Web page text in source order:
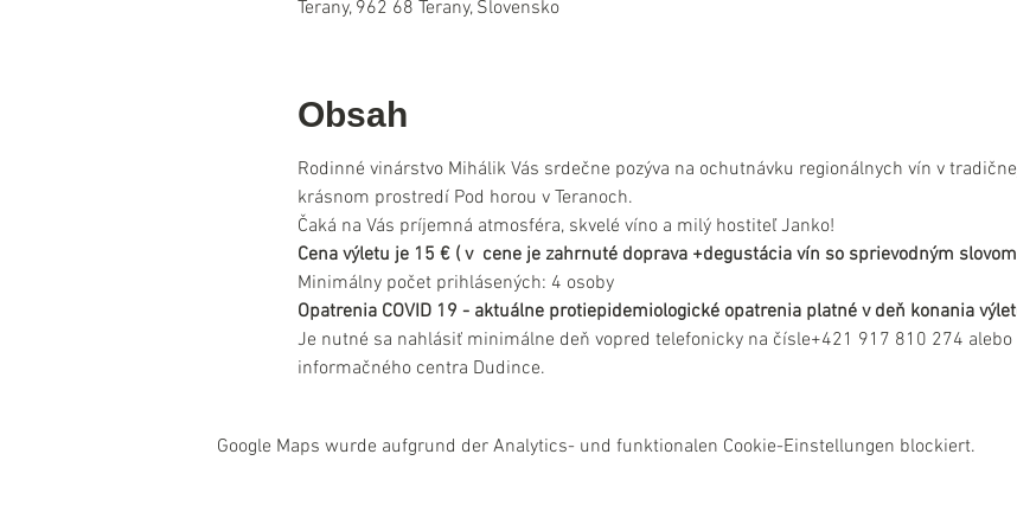
Terany, 962 68 Terany, Slovensko
Obsah
Rodinné vinárstvo Mihálik Vás srdečne pozýva na ochutnávku regionálnych vín v
krásnom prostredí Pod horou v Teranoch.
Čaká na Vás príjemná atmosféra, skvelé víno a milý hostiteľ Janko!
Cena výletu je 15 € ( v  cene je zahrnuté doprava +degustácia vín so sprievodným
Minimálny počet prihlásených: 4 osoby
Opatrenia COVID 19 - aktuálne protiepidemiologické opatrenia platné v deň konania
Je nutné sa nahlásiť minimálne deň vopred telefonicky na čísle+421 917 810 274
informačného centra Dudince.
Google Maps wurde aufgrund der Analytics- und funktionalen Cookie-Einstellungen blockiert.